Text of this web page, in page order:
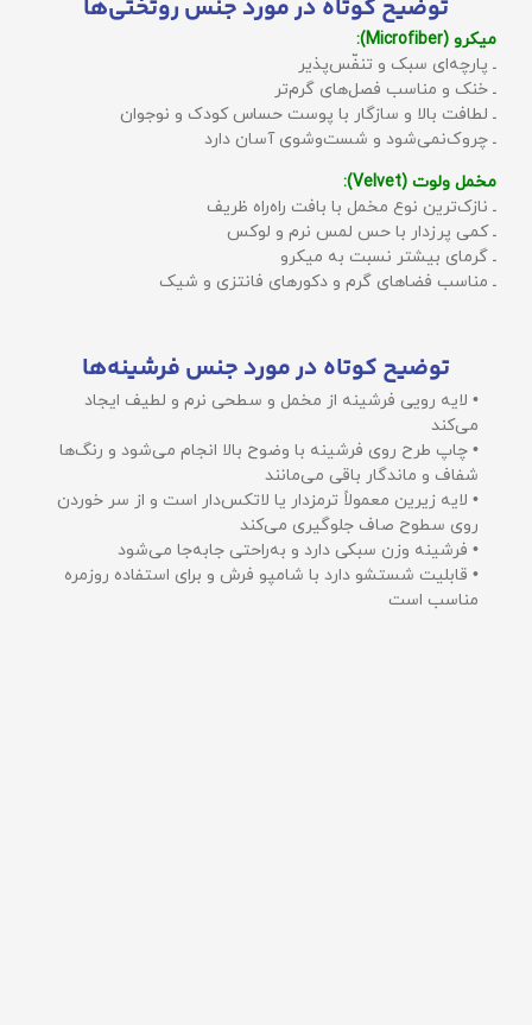
توضیح کوتاه در مورد جنس روتختی‌ها
میکرو (Microfiber):
ـ پارچه‌ای سبک و تنفّس‌پذیر
ـ خنک و مناسب فصل‌های گرم‌تر
ـ لطافت بالا و سازگار با پوست حساس کودک و نوجوان
ـ چروک‌نمی‌شود و شست‌وشوی آسان دارد
مخمل ولوت (Velvet):
ـ نازک‌ترین نوع مخمل با بافت راه‌راه ظریف
ـ کمی پرزدار با حس لمس نرم و لوکس
ـ گرمای بیشتر نسبت به میکرو
ـ مناسب فضاهای گرم و دکورهای فانتزی و شیک
توضیح کوتاه در مورد جنس فرشینه‌ها
• لایه رویی فرشینه از مخمل و سطحی نرم و لطیف ایجاد
می‌کند
• چاپ طرح روی فرشینه با وضوح بالا انجام می‌شود و رنگ‌ها
شفاف و ماندگار باقی می‌مانند
• لایه زیرین معمولاً ترمزدار یا لاتکس‌دار است و از سر خوردن
روی سطوح صاف جلوگیری می‌کند
• فرشینه وزن سبکی دارد و به‌راحتی جابه‌جا می‌شود
• قابلیت شستشو دارد با شامپو فرش و برای استفاده روزمره
مناسب است